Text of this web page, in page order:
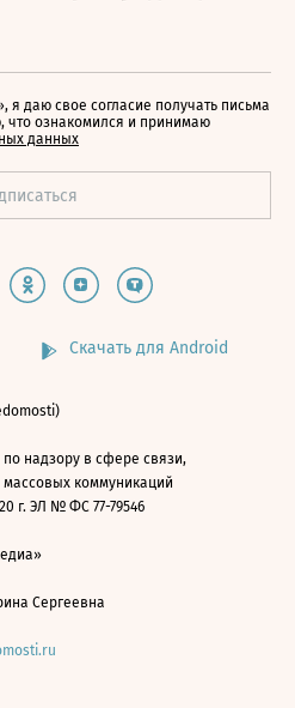
я даю свое согласие получать письма
что ознакомился и принимаю
данных
Скачать для Android
надзору в сфере связи,
коммуникаций
г. ЭЛ № ФС 77-79546
Сергеевна